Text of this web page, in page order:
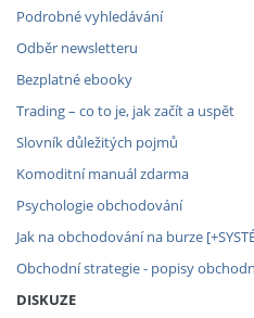
Podrobné vyhledávání
Odběr newsletteru
Bezplatné ebooky
Trading – co to je, jak začít a uspět
Slovník důležitých pojmů
Komoditní manuál zdarma
Psychologie obchodování
Jak na obchodování na burze
Obchodní strategie - popisy
DISKUZE